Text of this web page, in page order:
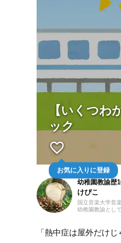
【いくつわ
ック
favorite_border
お気に入りに登録
幼稚園教諭歴
けぴこ
国立音楽大学音
幼稚園教諭とし
しての経験を活
手作り、おもち
「熱中症は屋外だけ